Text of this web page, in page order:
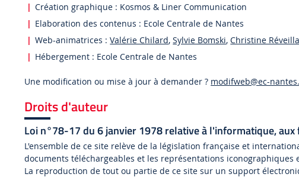
Création graphique : Kosmos & Liner Communication
Elaboration des contenus : Ecole Centrale de Nantes
Web-animatrices :Valérie Chilard,Sylvie Bomski,Christine
Hébergement : Ecole Centrale de Nantes
Une modification ou mise à jour à demander ? modifweb@ec-
Droits d'auteur
Loi n°78-17 du 6 janvier 1978 relative à l'informatique, aux
L'ensemble de ce site relève de la législation française et
documents téléchargeables et les représentations iconographiques
La reproduction de tout ou partie de ce site sur un support